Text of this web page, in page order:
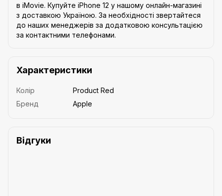
в iMovie. Купуйте iPhone 12 у нашому онлайн-магазині
з доставкою Україною. За необхідності звертайтеся
до наших менеджерів за додатковою консультацією
за контактними телефонами.
Характеристики
Колір
Product Red
Бренд
Apple
Відгуки